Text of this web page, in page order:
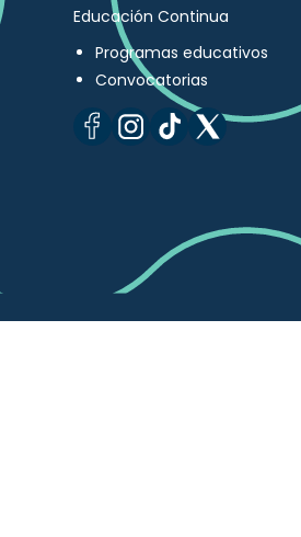
Educación Continua
Programas educativos
Convocatorias